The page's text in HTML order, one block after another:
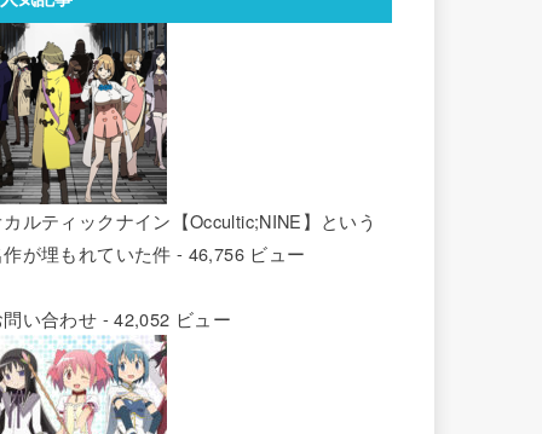
ルティックナイン【Occultic;NINE】という
が埋もれていた件 - 46,756 ビュー
い合わせ - 42,052 ビュー